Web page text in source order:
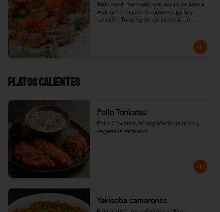
Atún steak marinado con soya y sellado al
wok con crocante de sésamo, palta y
cebollín. Topping de delicioso Atún
Platos calientes
Pollo Tonkatsu
Pollo Crocante, acompañado de arroz y
vegetales salteados.
Yakisoba camarones